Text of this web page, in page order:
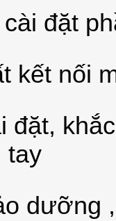
cài đặt
kết nối
đặt,
tay
dưỡng